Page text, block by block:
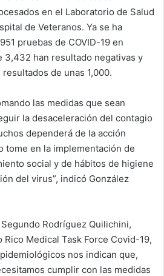
en el Laboratorio de Salud
de Veteranos. Ya se ha
pruebas de COVID-19 en
3,432 han resultado negativas y
de unas 1,000.
las medidas que sean
la desaceleración del contagio
dependerá de la acción
tome en la implementación de
social y de hábitos de higiene
del virus”, indicó González
Rodríguez Quilichini,
Medical Task Force Covid-19,
nos indican que,
cumplir con las medidas